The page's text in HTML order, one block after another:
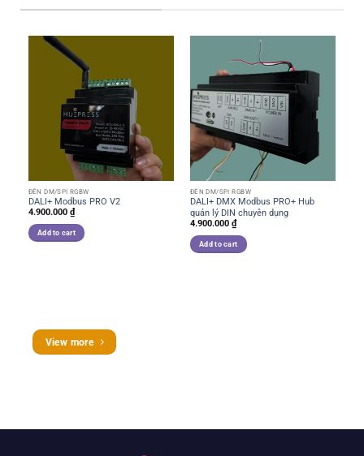
ĐÈN DM/SPI RGBW
DALI+ Modbus PRO V2
4.900.000 ₫
Add to cart
ĐÈN DM/SPI RGBW
DALI+ DMX Modbus PRO+ Hub
quản lý DIN chuyên dụng
4.900.000 ₫
Add to cart
View more